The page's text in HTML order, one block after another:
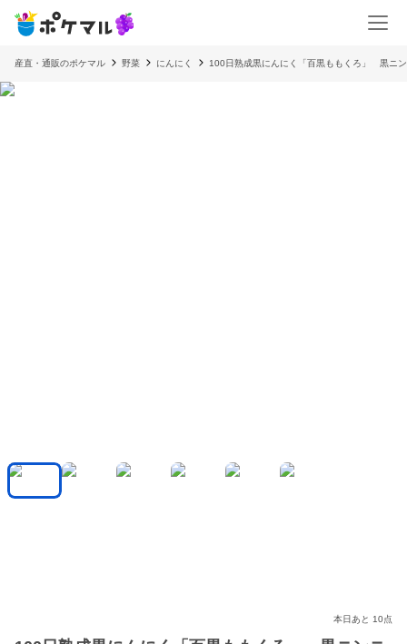
産直・通販のポケマル 野菜 にんにく 100日熟成黒にんにく「百黒ももくろ」 黒ニ
本日あと 10点